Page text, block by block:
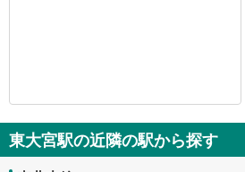
東大宮駅の近隣の駅から探す